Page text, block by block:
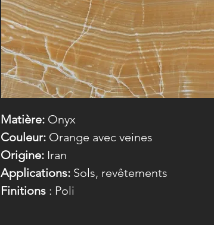
Matière: Onyx
Couleur: Orange avec veines
Origine: Iran
Applications: Sols, revêtements
Finitions : Poli